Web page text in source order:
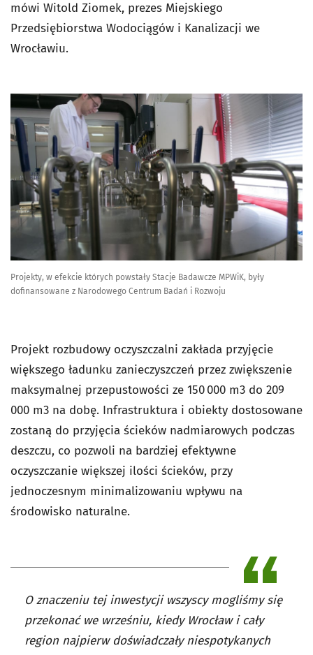
mówi Witold Ziomek, prezes Miejskiego
Przedsiębiorstwa Wodociągów i Kanalizacji we
Wrocławiu.
Projekty, w efekcie których powstały Stacje Badawcze MPWiK, były
dofinansowane z Narodowego Centrum Badań i Rozwoju
Projekt rozbudowy oczyszczalni zakłada przyjęcie
większego ładunku zanieczyszczeń przez zwiększenie
maksymalnej przepustowości ze 150 000 m3 do 209
000 m3 na dobę. Infrastruktura i obiekty dostosowane
zostaną do przyjęcia ścieków nadmiarowych podczas
deszczu, co pozwoli na bardziej efektywne
oczyszczanie większej ilości ścieków, przy
jednoczesnym minimalizowaniu wpływu na
środowisko naturalne.
O znaczeniu tej inwestycji wszyscy mogliśmy się
przekonać we wrześniu, kiedy Wrocław i cały
region najpierw doświadczały niespotykanych